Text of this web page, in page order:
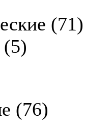
(71)
(76)